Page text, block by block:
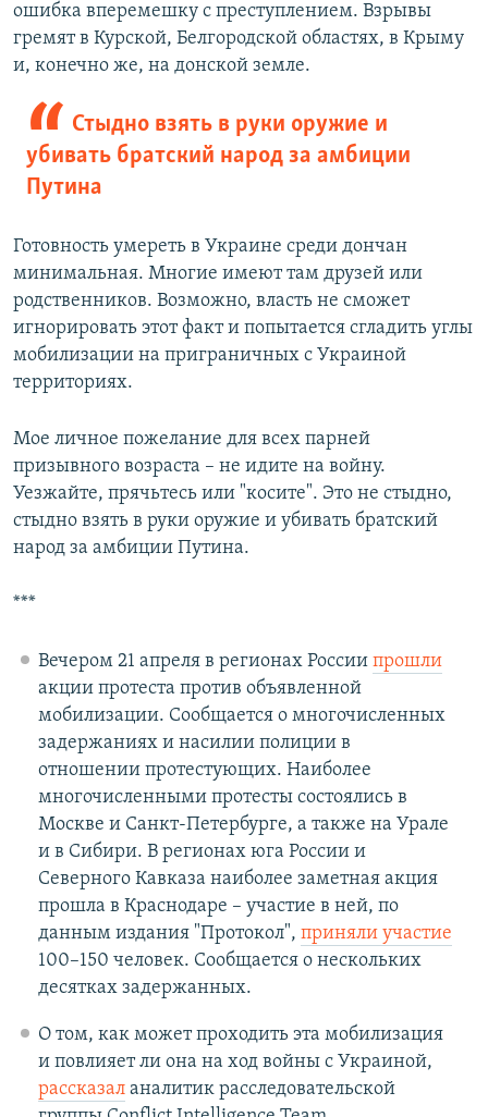
ошибка вперемешку с преступлением. Взрывы
гремят в Курской, Белгородской областях, в Крыму
и, конечно же, на донской земле.
Стыдно взять в руки оружие и
убивать братский народ за амбиции
Путина
Готовность умереть в Украине среди дончан
минимальная. Многие имеют там друзей или
родственников. Возможно, власть не сможет
игнорировать этот факт и попытается сгладить углы
мобилизации на приграничных с Украиной
территориях.
Мое личное пожелание для всех парней
призывного возраста – не идите на войну.
Уезжайте, прячьтесь или "косите". Это не стыдно,
стыдно взять в руки оружие и убивать братский
народ за амбиции Путина.
***
Вечером 21 апреля в регионах России прошли
акции протеста против объявленной
мобилизации. Сообщается о многочисленных
задержаниях и насилии полиции в
отношении протестующих. Наиболее
многочисленными протесты состоялись в
Москве и Санкт-Петербурге, а также на Урале
и в Сибири. В регионах юга России и
Северного Кавказа наиболее заметная акция
прошла в Краснодаре – участие в ней, по
данным издания "Протокол", приняли участие
100–150 человек. Сообщается о нескольких
десятках задержанных.
О том, как может проходить эта мобилизация
и повлияет ли она на ход войны с Украиной,
рассказаланалитик расследовательской